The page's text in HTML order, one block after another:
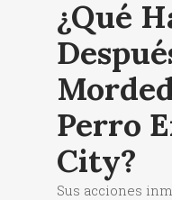
¿Qué
Perro
City?
Sus acciones